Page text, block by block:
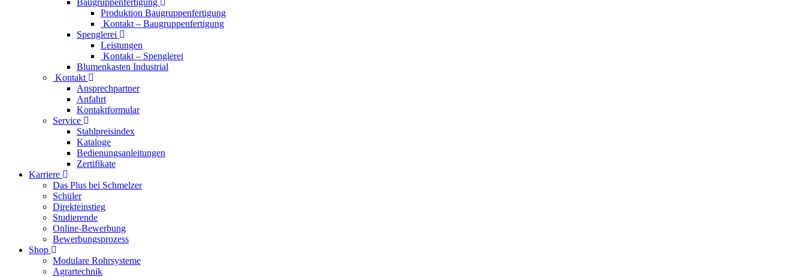
Baugruppenfertigung
Produktion Baugruppenfertigung
Kontakt – Baugruppenfertigung
Spenglerei
Leistungen
Kontakt – Spenglerei
Blumenkasten Industrial
Kontakt
Ansprechpartner
Anfahrt
Kontaktformular
Service
Stahlpreisindex
Kataloge
Bedienungsanleitungen
Zertifikate
Karriere
Das Plus bei Schmelzer
Schüler
Direkteinstieg
Studierende
Online-Bewerbung
Bewerbungsprozess
Shop
Modulare Rohrsysteme
Agrartechnik